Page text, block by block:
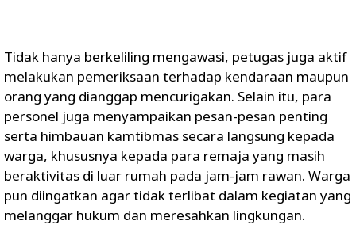
Tidak hanya berkeliling mengawasi, petugas juga aktif
melakukan pemeriksaan terhadap kendaraan maupun
orang yang dianggap mencurigakan. Selain itu, para
personel juga menyampaikan pesan-pesan penting
serta himbauan kamtibmas secara langsung kepada
warga, khususnya kepada para remaja yang masih
beraktivitas di luar rumah pada jam-jam rawan. Warga
pun diingatkan agar tidak terlibat dalam kegiatan yang
melanggar hukum dan meresahkan lingkungan.